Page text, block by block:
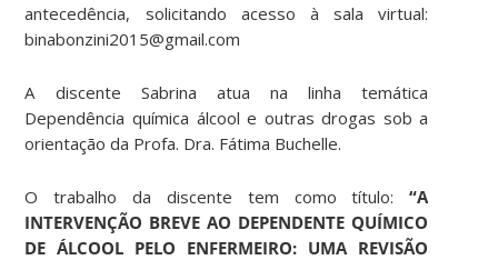
antecedência, solicitando acesso à sala virtual:
binabonzini2015@gmail.com
A discente Sabrina atua na linha temática
Dependência química álcool e outras drogas sob a
orientação da Profa. Dra. Fátima Buchelle.
O trabalho da discente tem como título:“A
INTERVENÇÃO BREVE AO DEPENDENTE QUÍMICO
DE ÁLCOOL PELO ENFERMEIRO: UMA REVISÃO